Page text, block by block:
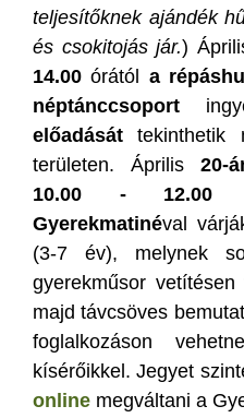
teljesítőknek ajándék
és csokitojás jár.)
14.00 órától a
néptánccsoport
előadását tekinthetik
területen. Április 20-
10.00 - 12.00
Gyerekmatinéval
(3-7 év), melynek
gyerekműsor
majd távcsöves
foglalkozáson
kísérőikkel. Jegyet
online megváltani a